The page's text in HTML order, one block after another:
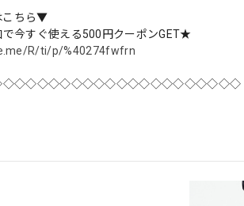
こちら▼
で今すぐ使える500円クーポンGET★
R/ti/p/%40274fwfrn